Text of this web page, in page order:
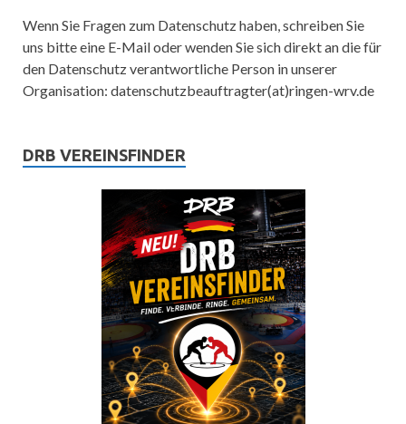
Wenn Sie Fragen zum Datenschutz haben, schreiben Sie
uns bitte eine E-Mail oder wenden Sie sich direkt an die für
den Datenschutz verantwortliche Person in unserer
Organisation: datenschutzbeauftragter(at)ringen-wrv.de
DRB VEREINSFINDER